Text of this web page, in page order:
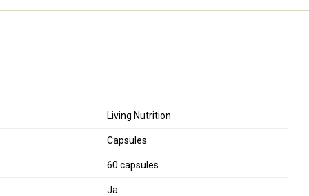
Living Nutrition
Capsules
60 capsules
Ja